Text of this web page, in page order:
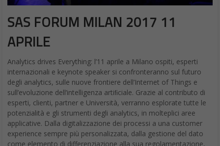
SAS FORUM MILAN 2017 11
APRILE
Analytics drives Everything: l’11 aprile a Milano ospiti, esperti
internazionali e keynote speaker si confronteranno sul futuro
degli analytics, sulle nuove frontiere dell’Internet of Things e
sull’evoluzione dell’intelligenza artiﬁciale. Grazie al contributo di
esperti, clienti, partner e Università, verranno esplorate tutte le
potenzialità e gli strumenti degli analytics, in molteplici aree
applicative. Dalla digitalizzazione dei processi a una customer
experience sempre più personalizzata, dalla gestione del dato
come elemento di differenziazione alla sua regolamentazione,